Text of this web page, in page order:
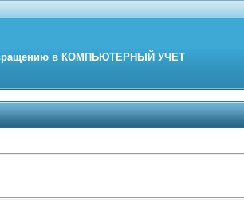
в КОМПЬЮТЕРНЫЙ УЧЕТ